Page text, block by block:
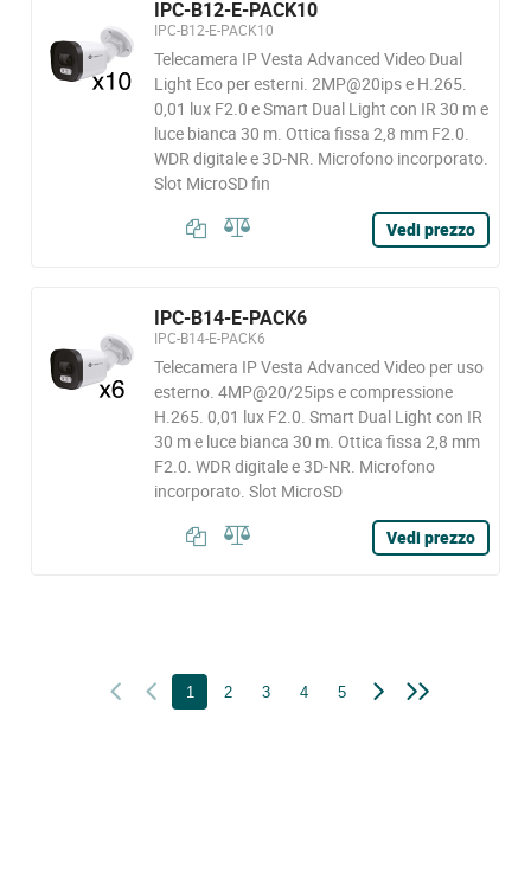
IPC-B12-E-PACK10
IPC-B12-E-PACK10
Telecamera IP Vesta Advanced Video Dual
Light Eco per esterni. 2MP@20ips e H.265.
0,01 lux F2.0 e Smart Dual Light con IR 30 m e
luce bianca 30 m. Ottica fissa 2,8 mm F2.0.
WDR digitale e 3D-NR. Microfono incorporato.
Slot MicroSD fin
Vedi prezzo
IPC-B14-E-PACK6
IPC-B14-E-PACK6
Telecamera IP Vesta Advanced Video per uso
esterno. 4MP@20/25ips e compressione
H.265. 0,01 lux F2.0. Smart Dual Light con IR
30 m e luce bianca 30 m. Ottica fissa 2,8 mm
F2.0. WDR digitale e 3D-NR. Microfono
incorporato. Slot MicroSD
Vedi prezzo
1 2 3 4 5